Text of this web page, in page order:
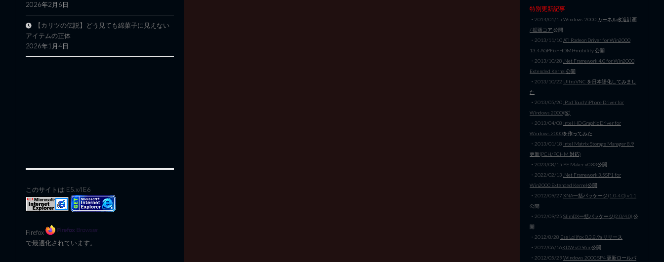
2026年2月6日
【カリツの伝説】どう見ても綿菓子に見えない
アイテムの正体
2026年1月4日
このサイトはIE5.x/IE6
Firefox
で最適化されています。
特別更新記事
・2014/01/15 Windows 2000 カーネル改造計画
/ 拡張コア 公開
・2013/11/10ATI Radeon Driver for Win2000
13.4 AGPFix+HDMI+mobility 公開
・2013/10/28 .Net Framework 4.0 for Win2000
Extended Kernel公開
・2013/10/22 Ultra VNC を日本語化してみまし
た
・2013/05/20 iPod Touch/iPhone Driver for
Windows 2000(改)
・2013/04/08 Intel HD Graphic Driver for
Windows 2000を作ってみた
・2013/01/18 Intel Matrix Storage Manager 8.9
更新(PCH/PCHM 対応)
・2023/08/15 PE Makerv0.83公開
・2022/02/13 .Net Framework 3.5SP1 for
Win2000 Extended Kernel公開
・2012/09/27XNA一括パッケージ(1.0-4.0) v1.1
公開
・2012/09/25 SlimDX一括パッケージ(2.0/4.0) 公
開
・2012/8/28 Ese Lolifox 0.3.8.9a リリース
・2012/06/16KDW v0.96m公開
・2012/05/29Windows 2000 SP4 更新ロールパ